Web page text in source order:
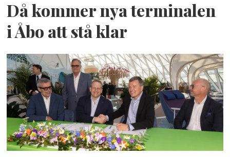
Då kommer nya terminalen
i Åbo att stå klar